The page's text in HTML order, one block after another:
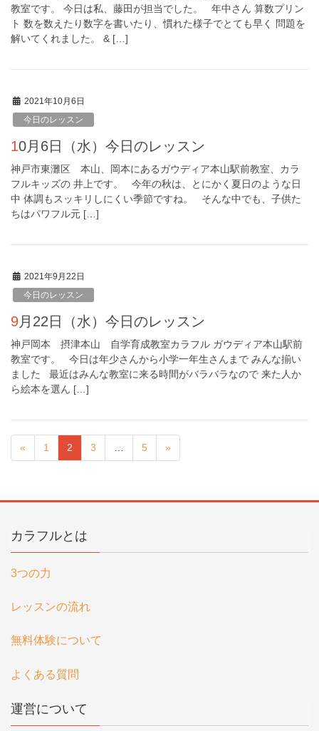
教室です。 今日は私、藤田が担当でした。 年中さん 算数プリン
ト 数を数えたり数字を書いたり、慣れた様子でとても早く 問題を
解いてくれました。 & […]
2021年10月6日
今日のレッスン
10月6日（水）今日のレッスン
神戸市東灘区 本山、岡本にあるガウディア本山駅前教室、カラ
フルキッズの 井上です。 今年の秋は、とにかく夏日のような日
中 体調もスッキリしにくい季節ですね。 そんな中でも、子供た
ちはパワフル元 […]
2021年9月22日
今日のレッスン
9月22日（水）今日のレッスン
神戸岡本 摂津本山 自学育成教室カラフル ガウディア本山駅前
教室です。 今日は年少さんから小学一年生さんまで みんな揃い
ました 最近はみんな教室に来る時間がバラバラなので 来た人か
ら絵本を選ん […]
« 1 2 3 5 »
カラフルとは
3つの力
レッスンの流れ
無料体験について
よくある質問
運営について